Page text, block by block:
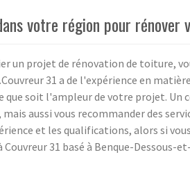
votre région pour
un projet de rénovation de toiture,
31 a de l'expérience en
soit l'ampleur de votre projet. Un
aussi vous recommander des
et les qualifications, alors si
31 basé à Benque-Dessous-